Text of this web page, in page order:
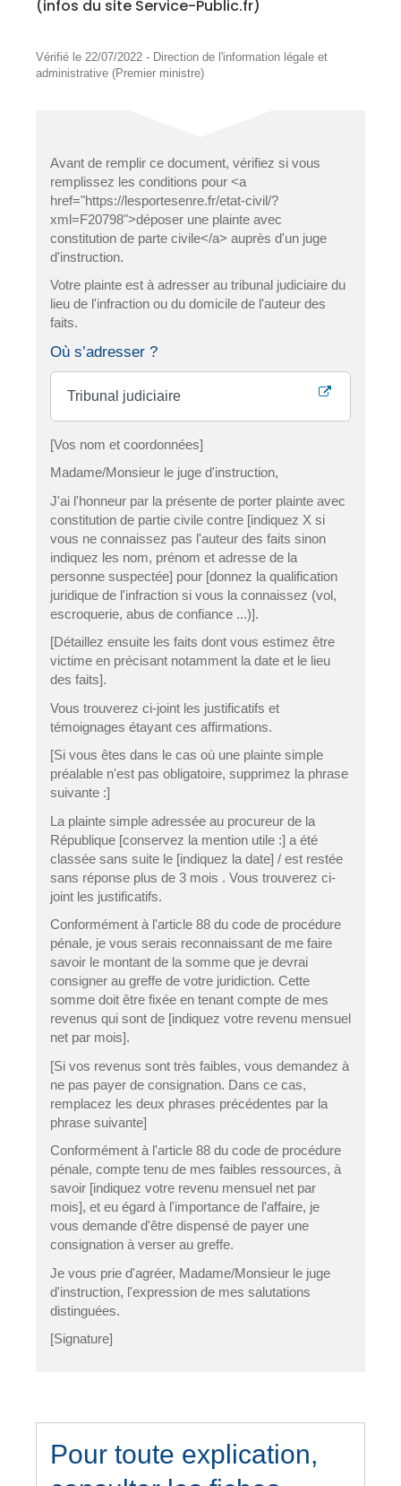
(infos du site Service-Public.fr)
Vérifié le 22/07/2022 - Direction de l'information légale et
administrative (Premier ministre)
Avant de remplir ce document, vérifiez si vous
remplissez les conditions pour <a
href="https://lesportesenre.fr/etat-civil/?
xml=F20798">déposer une plainte avec
constitution de parte civile</a> auprès d'un juge
d'instruction.
Votre plainte est à adresser au tribunal judiciaire du
lieu de l'infraction ou du domicile de l'auteur des
faits.
Où s’adresser ?
Tribunal judiciaire
[Vos nom et coordonnées]
Madame/Monsieur le juge d'instruction,
J'ai l'honneur par la présente de porter plainte avec
constitution de partie civile contre [indiquez X si
vous ne connaissez pas l'auteur des faits sinon
indiquez les nom, prénom et adresse de la
personne suspectée] pour [donnez la qualification
juridique de l'infraction si vous la connaissez (vol,
escroquerie, abus de confiance ...)].
[Détaillez ensuite les faits dont vous estimez être
victime en précisant notamment la date et le lieu
des faits].
Vous trouverez ci-joint les justificatifs et
témoignages étayant ces affirmations.
[Si vous êtes dans le cas où une plainte simple
préalable n'est pas obligatoire, supprimez la phrase
suivante :]
La plainte simple adressée au procureur de la
République [conservez la mention utile :] a été
classée sans suite le [indiquez la date] / est restée
sans réponse plus de 3 mois . Vous trouverez ci-
joint les justificatifs.
Conformément à l'article 88 du code de procédure
pénale, je vous serais reconnaissant de me faire
savoir le montant de la somme que je devrai
consigner au greffe de votre juridiction. Cette
somme doit être fixée en tenant compte de mes
revenus qui sont de [indiquez votre revenu mensuel
net par mois].
[Si vos revenus sont très faibles, vous demandez à
ne pas payer de consignation. Dans ce cas,
remplacez les deux phrases précédentes par la
phrase suivante]
Conformément à l'article 88 du code de procédure
pénale, compte tenu de mes faibles ressources, à
savoir [indiquez votre revenu mensuel net par
mois], et eu égard à l'importance de l'affaire, je
vous demande d'être dispensé de payer une
consignation à verser au greffe.
Je vous prie d'agréer, Madame/Monsieur le juge
d'instruction, l'expression de mes salutations
distinguées.
[Signature]
Pour toute explication,